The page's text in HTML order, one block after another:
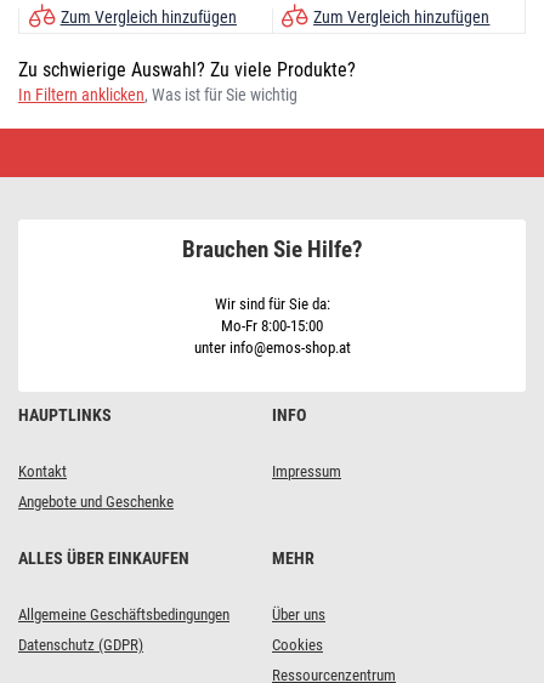
Zum Vergleich hinzufügen Zum Vergleich hinzufügen
Zu schwierige Auswahl? Zu viele Produkte?
In Filtern anklicken, Was ist für Sie wichtig
HAUPTLINKS
Kontakt
Angebote und Geschenke
INFO
Impressum
ALLES ÜBER EINKAUFEN
Allgemeine Geschäftsbedingungen
Datenschutz (GDPR)
MEHR
Über uns
Cookies
Ressourcenzentrum
Brauchen Sie Hilfe?
Wir sind für Sie da:
Mo-Fr 8:00-15:00
unter info@emos-shop.at